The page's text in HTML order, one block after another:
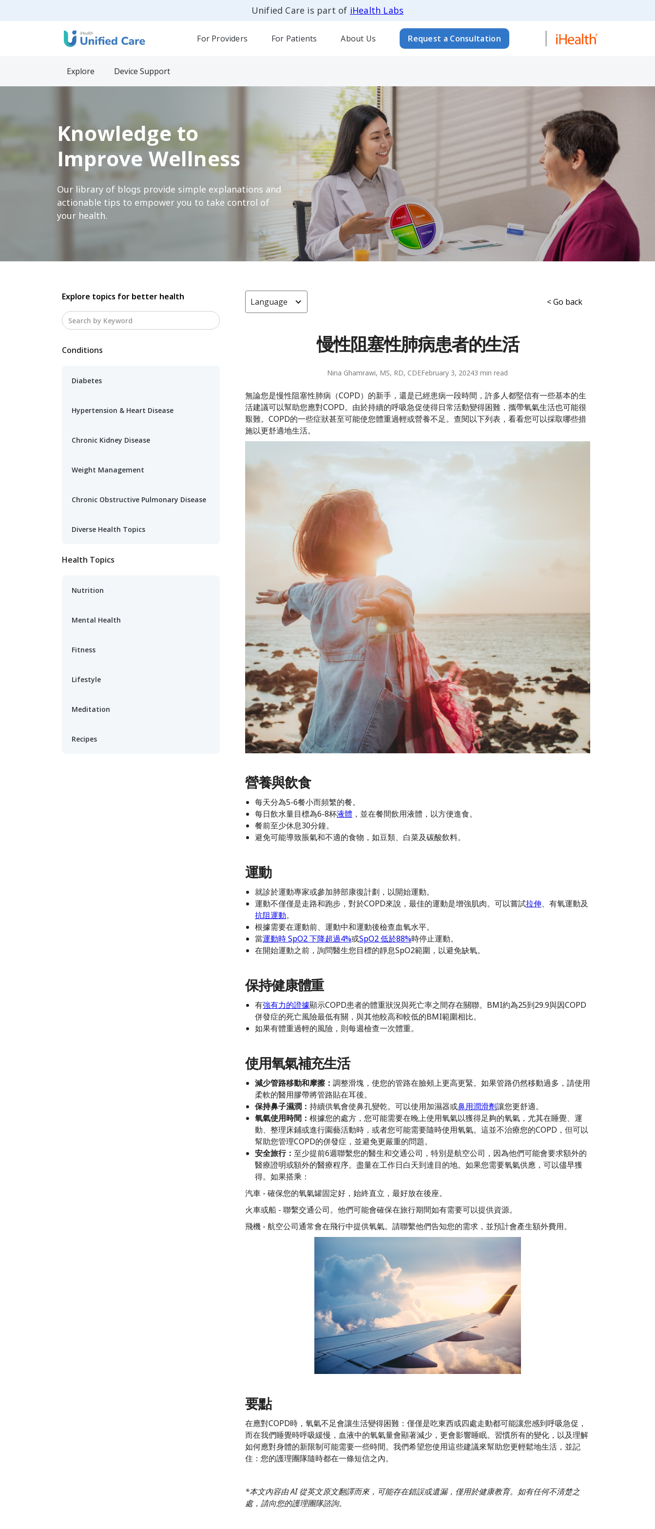
Unified Care is part of iHealth Labs
For Providers For Patients About Us Request a Consultation
Explore Device Support
Knowledge to
Improve Wellness
Our library of blogs provide simple explanations and
actionable tips to empower you to take control of
your health.
Explore topics for better health
Conditions
Diabetes
Hypertension & Heart Disease
Chronic Kidney Disease
Weight Management
Chronic Obstructive Pulmonary Disease
Diverse Health Topics
Health Topics
Nutrition
Mental Health
Fitness
Lifestyle
Meditation
Recipes
Language < Go back
慢性阻塞性肺病患者的生活
Nina Ghamrawi, MS, RD, CDEFebruary 3, 20243
無論您是慢性阻塞性肺病（COPD）的新手，還是已經患病一段時間，許多人都堅信有一些基本的生
活建議可以幫助您應對COPD。由於持續的呼吸急促使得日常活動變得困難，攜帶氧氣生活也可能很
艱難。COPD的一些症狀甚至可能使您體重過輕或營養不足。查閱以下列表，看看您可以採取哪些措
施以更舒適地生活。
營養與飲食
每天分為5-6餐小而頻繁的餐。
每日飲水量目標為6-8杯液體 ，並在餐間飲用液體，以方便進食。
餐前至少休息30分鐘。
避免可能導致脹氣和不適的食物，如豆類、白菜及碳酸飲料。
運動
就診於運動專家或參加肺部康復計劃，以開始運動。
運動不僅僅是走路和跑步，對於COPD來說，最佳的運動是增強肌肉。可以嘗試拉伸、有氧運動及
抗阻運動。
根據需要在運動前、運動中和運動後檢查血氧水平。
當運動時 SpO2 下降超過4%或SpO2 低於88%時停止運動。
在開始運動之前，詢問醫生您目標的靜息SpO2範圍，以避免缺氧。
保持健康體重
有強有力的證據顯示COPD患者的體重狀況與死亡率之間存在關聯。BMI約為25到29.9與因COPD
併發症的死亡風險最低有關，與其他較高和較低的BMI範圍相比。
如果有體重過輕的風險，則每週檢查一次體重。
使用氧氣補充生活
減少管路移動和摩擦： 調整滑塊，使您的管路在臉頰上更高更緊。如果管路仍然移動過多，請使用
柔軟的醫用膠帶將管路貼在耳後。
保持鼻子濕潤： 持續供氧會使鼻孔變乾。可以使用加濕器或鼻用潤滑劑讓您更舒適。
氧氣使用時間： 根據您的處方，您可能需要在晚上使用氧氣以獲得足夠的氧氣，尤其在睡覺、運
動、整理床鋪或進行園藝活動時，或者您可能需要隨時使用氧氣。這並不治療您的COPD，但可以
幫助您管理COPD的併發症，並避免更嚴重的問題。
安全旅行： 至少提前6週聯繫您的醫生和交通公司，特別是航空公司，因為他們可能會要求額外的
醫療證明或額外的醫療程序。盡量在工作日白天到達目的地。如果您需要氧氣供應，可以儘早獲
得。如果搭乘：
汽車 - 確保您的氧氣罐固定好，始終直立，最好放在後座。
火車或船 - 聯繫交通公司。他們可能會確保在旅行期間如有需要可以提供資源。
飛機 - 航空公司通常會在飛行中提供氧氣。請聯繫他們告知您的需求，並預計會產生額外費用。
要點
在應對COPD時，氧氣不足會讓生活變得困難：僅僅是吃東西或四處走動都可能讓您感到呼吸急促，
而在我們睡覺時呼吸緩慢，血液中的氧氣量會顯著減少，更會影響睡眠。習慣所有的變化，以及理解
如何應對身體的新限制可能需要一些時間。我們希望您使用這些建議來幫助您更輕鬆地生活，並記
住：您的護理團隊隨時都在一條短信之內。
*本文內容由 AI 從英文原文翻譯而來，可能存在錯誤或遺漏，僅用於健康教育。如有任何不清楚之
處，請向您的護理團隊諮詢。